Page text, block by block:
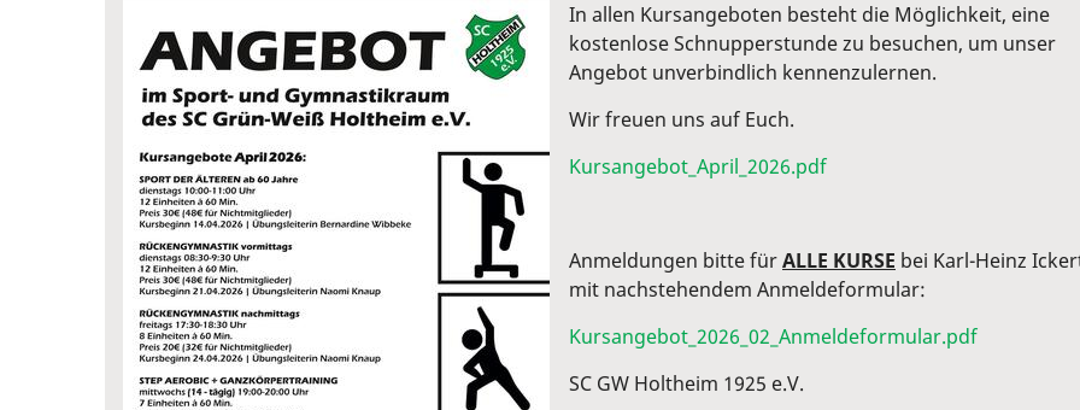
In allen Kursangeboten besteht die Möglichkeit, eine
kostenlose Schnupperstunde zu besuchen, um unser
Angebot unverbindlich kennenzulernen.
Wir freuen uns auf Euch.
Kursangebot_April_2026.pdf
Anmeldungen bitte fürALLE KURSE bei Karl-Heinz
mit nachstehendem Anmeldeformular:
Kursangebot_2026_02_Anmeldeformular.pdf
SC GW Holtheim 1925 e.V.